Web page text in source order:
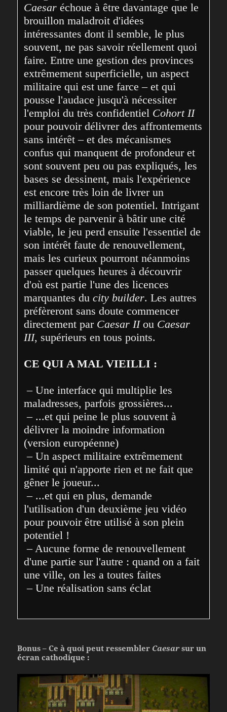
Caesar échoue à être davantage que le
brouillon maladroit d'idées
intéressantes dont il semble, le plus
souvent, ne pas savoir réellement quoi
faire. Entre une gestion des provinces
extrêmement superficielle, un aspect
militaire qui est une farce – et qui
pousse l'audace jusqu'à nécessiter
l'emploi du très confidentiel Cohort II
pour pouvoir délivrer des affrontements
sans intérêt – et des mécanismes
confus qui manquent de profondeur et
sont souvent peu ou pas expliqués, les
bases se dessinent, mais l'expérience
est encore très loin de livrer un
milliardième de son potentiel. Intrigant
le temps de parvenir à bâtir une cité
viable, le jeu perd ensuite l'essentiel de
son intérêt faute de renouvellement,
mais les curieux pourront néanmoins
passer quelques heures à découvrir
d'où est partie l'une des licences
marquantes du city builder. Les autres
préfèreront sans doute commencer
directement par Caesar II ou Caesar
III, supérieurs en tous points.
CE QUI A MAL VIEILLI :
– Une interface qui multiplie les
maladresses, parfois grossières...
– ...et qui peine le plus souvent à
délivrer la moindre information
(version européenne)
– Un aspect militaire extrêmement
limité qui n'apporte rien et ne fait que
gêner le joueur...
– ...et qui en plus, demande
l'utilisation d'un deuxième jeu vidéo
pour pouvoir être utilisé à son plein
potentiel !
– Aucune forme de renouvellement
d'une partie sur l'autre : quand on a fait
une ville, on les a toutes faites
– Une réalisation sans éclat
Bonus – Ce à quoi peut ressembler Caesarsur un
écran cathodique :